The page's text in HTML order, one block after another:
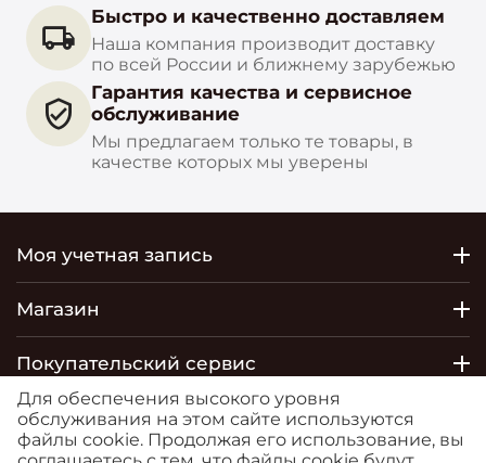
Быстро и качественно доставляем
Наша компания производит доставку
по всей России и ближнему зарубежью
Гарантия качества и сервисное
обслуживание
Мы предлагаем только те товары, в
качестве которых мы уверены
Моя учетная запись
Магазин
Покупательский сервис
Контакты
Для обеспечения высокого уровня
обслуживания на этом сайте используются
файлы cookie. Продолжая его использование, вы